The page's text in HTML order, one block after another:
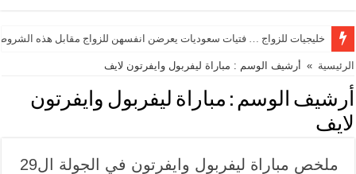
خليجيات للزواج … فتيات سعوديات يعرضن انفسهن للزواج مقابل هذه
الرئيسية » أرشيف الوسم : مباراة ليفربول وايفرتون لايف
أرشيف الوسم : مباراة ليفربول وايفرتون
لايف
ملخص مباراة ليفربول وايفرتون في الجولة ال29